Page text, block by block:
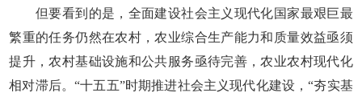
但要看到的是，全面建设社会主义现代化国家最艰巨最
繁重的任务仍然在农村，农业综合生产能力和质量效益亟须
提升，农村基础设施和公共服务亟待完善，农业农村现代化
相对滞后。“十五五”时期推进社会主义现代化建设，“夯实基